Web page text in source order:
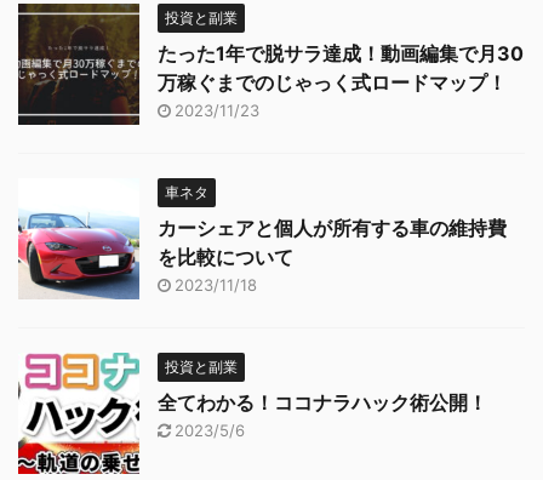
投資と副業
たった1年で脱サラ達成！動画編集で月30
万稼ぐまでのじゃっく式ロードマップ！
2023/11/23
車ネタ
カーシェアと個人が所有する車の維持費
を比較について
2023/11/18
投資と副業
全てわかる！ココナラハック術公開！
2023/5/6